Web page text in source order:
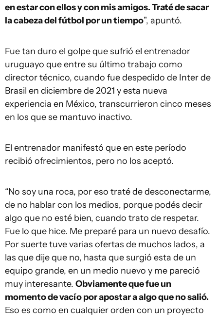
en estar con ellos y con mis amigos. Traté de sacar
la cabeza del fútbol por un tiempo”, apuntó.
Fue tan duro el golpe que sufrió el entrenador
uruguayo que entre su último trabajo como
director técnico, cuando fue despedido de Inter de
Brasil en diciembre de 2021 y esta nueva
experiencia en México, transcurrieron cinco meses
en los que se mantuvo inactivo.
El entrenador manifestó que en este período
recibió ofrecimientos, pero no los aceptó.
“No soy una roca, por eso traté de desconectarme,
de no hablar con los medios, porque podés decir
algo que no esté bien, cuando trato de respetar.
Fue lo que hice. Me preparé para un nuevo desafío.
Por suerte tuve varias ofertas de muchos lados, a
las que dije que no, hasta que surgió esta de un
equipo grande, en un medio nuevo y me pareció
muy interesante. Obviamente que fue un
momento de vacío por apostar a algo que no salió.
Eso es como en cualquier orden con un proyecto